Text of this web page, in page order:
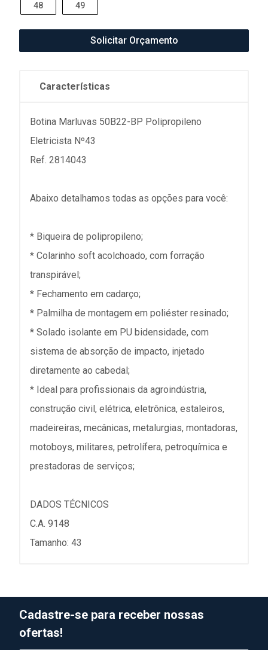
48 49
Solicitar Orçamento
Características
Botina Marluvas 50B22-BP Polipropileno
Eletricista Nº43
Ref. 2814043
Abaixo detalhamos todas as opções para você:
* Biqueira de polipropileno;
* Colarinho soft acolchoado, com forração
transpirável;
* Fechamento em cadarço;
* Palmilha de montagem em poliéster resinado;
* Solado isolante em PU bidensidade, com
sistema de absorção de impacto, injetado
diretamente ao cabedal;
* Ideal para profissionais da agroindústria,
construção civil, elétrica, eletrônica, estaleiros,
madeireiras, mecânicas, metalurgias, montadoras,
motoboys, militares, petrolífera, petroquímica e
prestadoras de serviços;
DADOS TÉCNICOS
C.A. 9148
Tamanho: 43
Cadastre-se para receber nossas
ofertas!